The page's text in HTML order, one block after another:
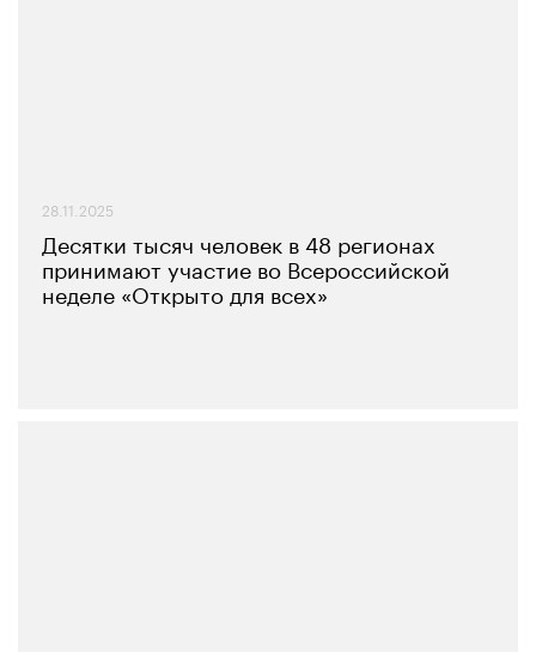
28.11.2025
Десятки тысяч человек в 48 регионах
принимают участие во Всероссийской
неделе «Открыто для всех»